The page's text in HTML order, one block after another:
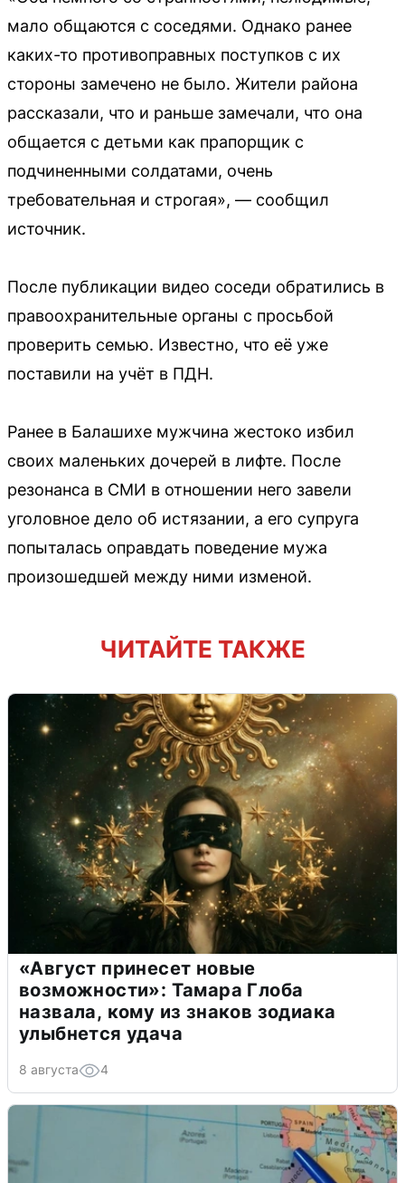
мало общаются с соседями. Однако ранее
каких-то противоправных поступков с их
стороны замечено не было. Жители района
рассказали, что и раньше замечали, что она
общается с детьми как прапорщик с
подчиненными солдатами, очень
требовательная и строгая», — сообщил
источник.
После публикации видео соседи обратились в
правоохранительные органы с просьбой
проверить семью. Известно, что её уже
поставили на учёт в ПДН.
Ранее в Балашихе мужчина жестоко избил
своих маленьких дочерей в лифте. После
резонанса в СМИ в отношении него завели
уголовное дело об истязании, а его супруга
попыталась оправдать поведение мужа
произошедшей между ними изменой.
ЧИТАЙТЕ ТАКЖЕ
«Август принесет новые
возможности»: Тамара Глоба
назвала, кому из знаков зодиака
улыбнется удача
8 августа 4